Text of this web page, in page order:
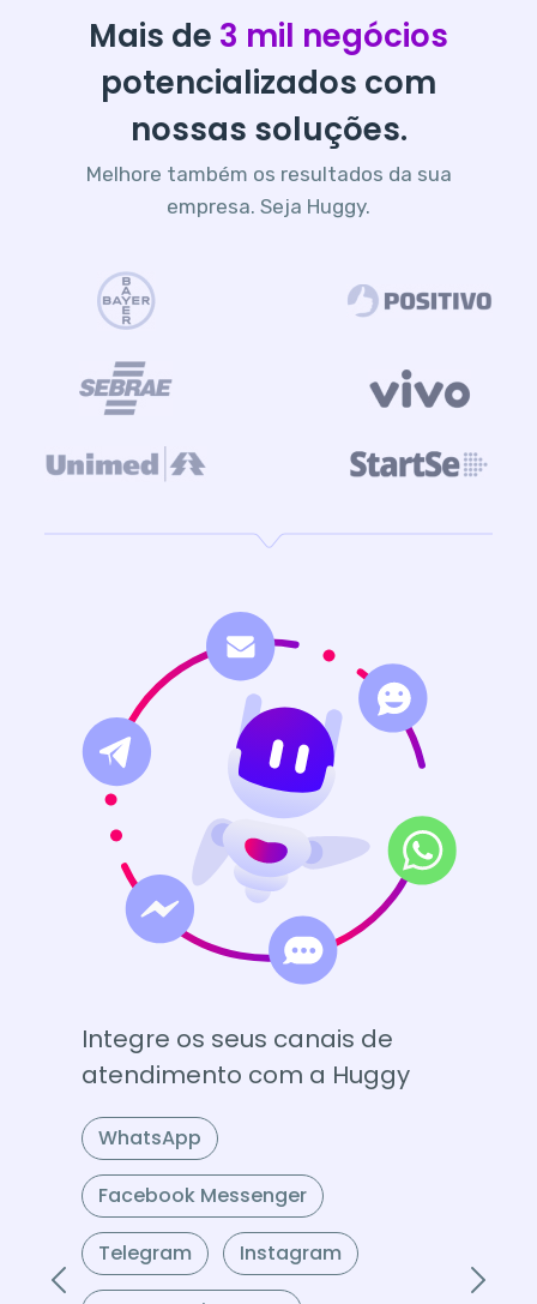
Mais de 3 mil negócios
potencializados com
nossas soluções.
Melhore também os resultados da sua
empresa. Seja Huggy.
conversacionais para otimizar
seus atendimentos
Planeje como será a jornada de
atendimento do seu cliente e inclua, em
poucos cliques, chatbots que trabalham
para você.
Saber mais